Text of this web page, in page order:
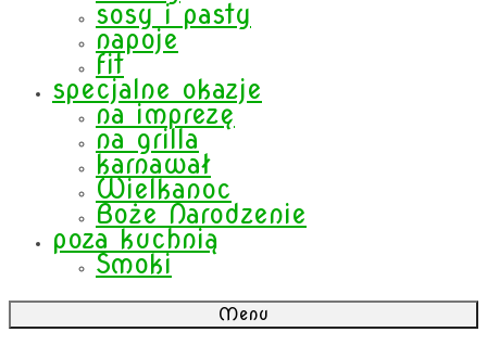
sosy i pasty
napoje
fit
specjalne okazje
na imprezę
na grilla
karnawał
Wielkanoc
Boże Narodzenie
poza kuchnią
Smoki
Menu